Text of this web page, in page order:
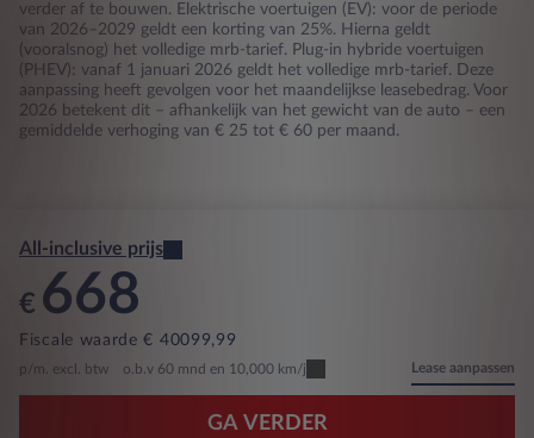
verder af te bouwen. Elektrische voertuigen (EV): voor de periode
van 2026–2029 geldt een korting van 25%. Hierna geldt
(vooralsnog) het volledige mrb-tarief. Plug-in hybride voertuigen
(PHEV): vanaf 1 januari 2026 geldt het volledige mrb-tarief. Deze
aanpassing heeft gevolgen voor het maandelijkse leasebedrag. Voor
2026 betekent dit – afhankelijk van het gewicht van de auto – een
gemiddelde verhoging van € 25 tot € 60 per maand.
All-inclusive prijs
€ 668
Fiscale waarde € 40099,99
p/m. excl. btw o.b.v 60 mnd en 10,000 km/j Lease aanpassen
GA VERDER